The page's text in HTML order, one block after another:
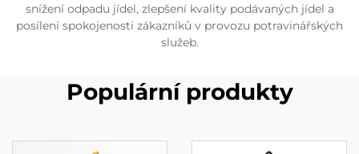
snížení odpadu jídel, zlepšení kvality podávaných jídel a
posílení spokojenosti zákazníků v provozu potravinářských
služeb.
Populární produkty